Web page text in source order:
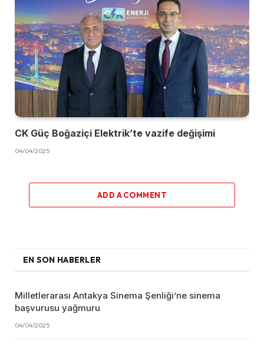
CK Güç Boğaziçi Elektrik’te vazife değişimi
04/04/2025
ADD A COMMENT
EN SON HABERLER
Milletlerarası Antakya Sinema Şenliği’ne sinema
başvurusu yağmuru
04/04/2025